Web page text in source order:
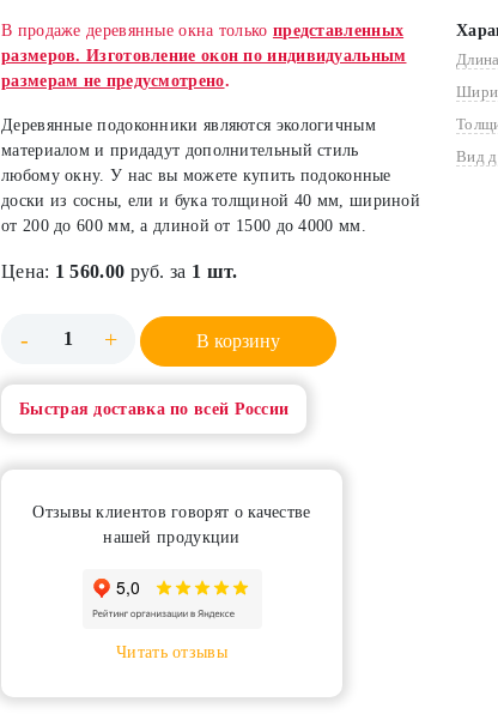
В продаже деревянные окна только представленных
размеров. Изготовление окон по индивидуальным
размерам не предусмотрено.
Деревянные подоконники являются экологичным
материалом и придадут дополнительный стиль
любому окну. У нас вы можете купить подоконные
доски из сосны, ели и бука толщиной 40 мм, шириной
от 200 до 600 мм, а длиной от 1500 до 4000 мм.
Цена: 1 560.00 руб. за 1 шт.
- + В корзину
Быстрая доставка по всей России
Отзывы клиентов говорят о качестве
нашей продукции
Читать отзывы
Длина
Вид